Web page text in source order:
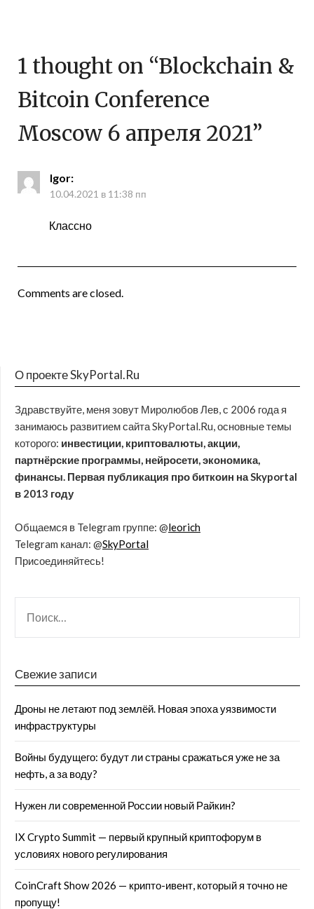
1 thought on “Blockchain &
Bitcoin Conference
Moscow 6 апреля 2021”
Igor:
10.04.2021 в 11:38 пп
Классно
Comments are closed.
О проекте SkyPortal.Ru
Здравствуйте, меня зовут Миролюбов Лев, с 2006 года я
занимаюсь развитием сайта SkyPortal.Ru, основные темы
которого: инвестиции, криптовалюты, акции,
партнёрские программы, нейросети, экономика,
финансы. Первая публикация про биткоин на Skyportal
в 2013 году
Общаемся в Telegram группе: @leorich
Telegram канал: @SkyPortal
Присоединяйтесь!
Свежие записи
Дроны не летают под землёй. Новая эпоха уязвимости
инфраструктуры
Войны будущего: будут ли страны сражаться уже не за
нефть, а за воду?
Нужен ли современной России новый Райкин?
IX Crypto Summit — первый крупный криптофорум в
условиях нового регулирования
CoinCraft Show 2026 — крипто-ивент, который я точно не
пропущу!